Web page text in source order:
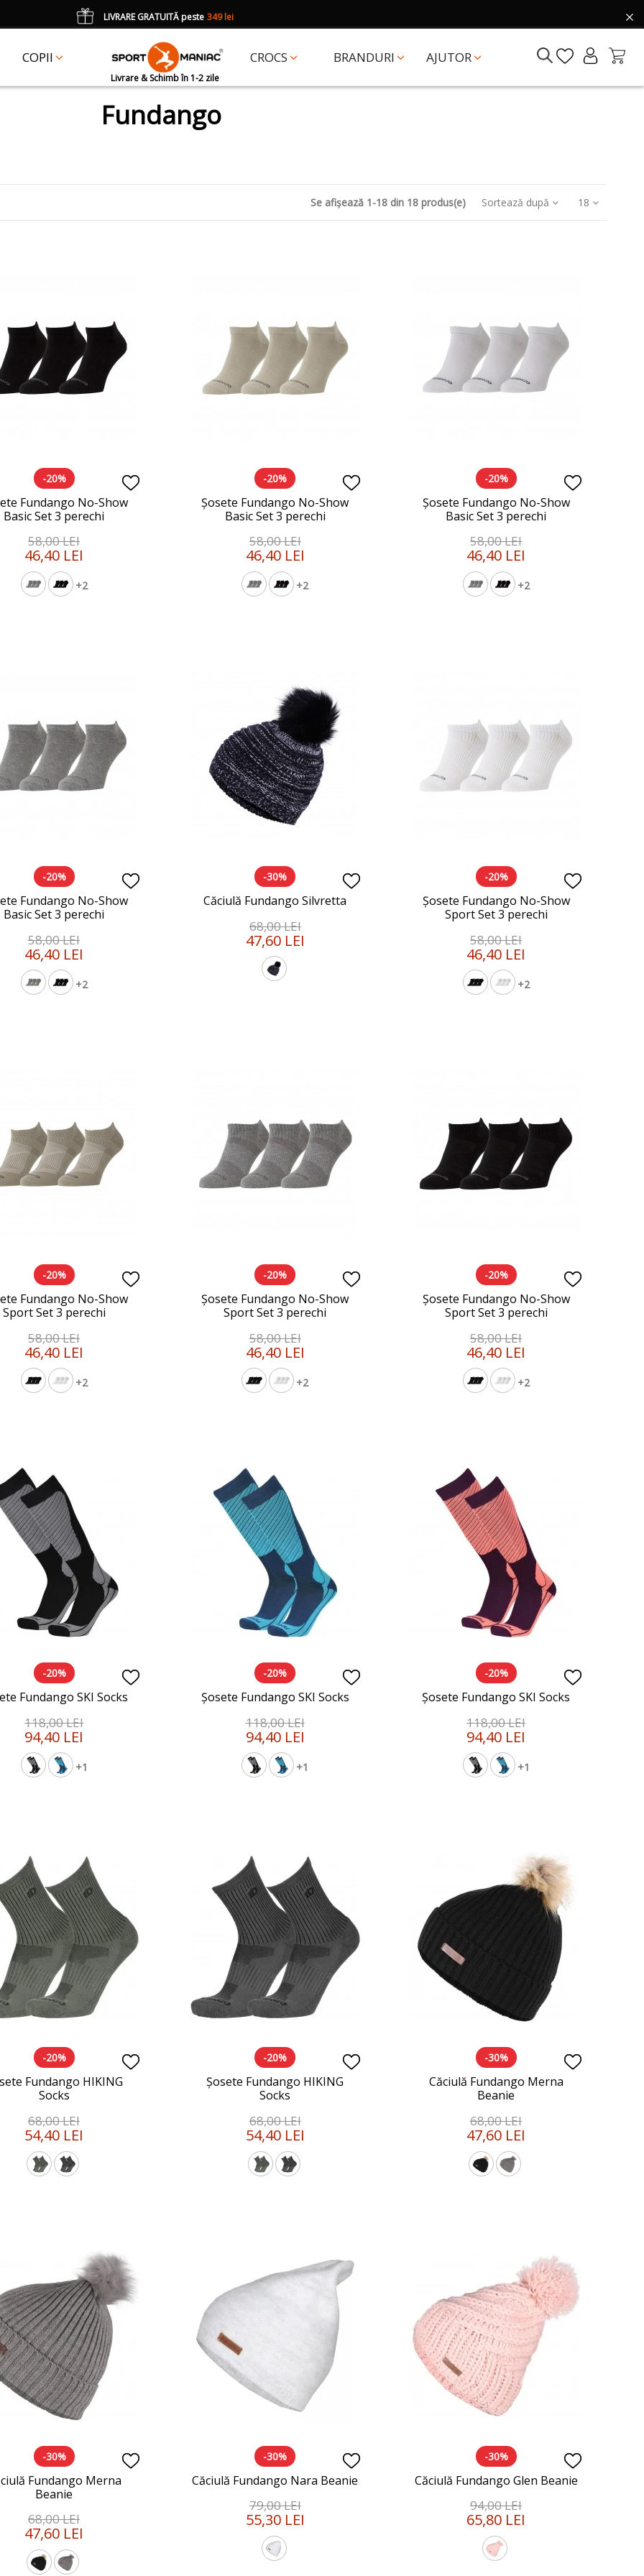
COPII CROCS BRANDURI AJUTOR
Livrare & Schimb în 1-2 zile
LIVRARE GRATUITĂ peste 349 lei
CADOUun accesoriu Crocs Jibbitz în val. de 25 lei cu codul: JIBBITZ
Fundango
Se afișează 1-18 din 18 produs(e) Sortează după 18
-20%
Fundango No-Show
Basic Set 3 perechi
+2
58,00 LEI
46,40 LEI
-20%
Șosete Fundango No-Show
Basic Set 3 perechi
+2
58,00 LEI
46,40 LEI
-20%
Șosete Fundango No-Show
Basic Set 3 perechi
+2
58,00 LEI
46,40 LEI
-20%
Fundango No-Show
Basic Set 3 perechi
+2
58,00 LEI
46,40 LEI
-30%
Căciulă Fundango Silvretta
68,00 LEI
47,60 LEI
-20%
Șosete Fundango No-Show
Sport Set 3 perechi
+2
58,00 LEI
46,40 LEI
-20%
Fundango No-Show
Sport Set 3 perechi
+2
58,00 LEI
46,40 LEI
-20%
Șosete Fundango No-Show
Sport Set 3 perechi
+2
58,00 LEI
46,40 LEI
-20%
Șosete Fundango No-Show
Sport Set 3 perechi
+2
58,00 LEI
46,40 LEI
-20%
Fundango SKI Socks
+1
118,00 LEI
94,40 LEI
-20%
Șosete Fundango SKI Socks
+1
118,00 LEI
94,40 LEI
-20%
Șosete Fundango SKI Socks
+1
118,00 LEI
94,40 LEI
-20%
Fundango HIKING
Socks
68,00 LEI
54,40 LEI
-20%
Șosete Fundango HIKING
Socks
68,00 LEI
54,40 LEI
-30%
Căciulă Fundango Merna
Beanie
68,00 LEI
47,60 LEI
-30%
Fundango Merna
Beanie
68,00 LEI
47,60 LEI
-30%
Căciulă Fundango Nara Beanie
79,00 LEI
55,30 LEI
-30%
Căciulă Fundango Glen Beanie
94,00 LEI
65,80 LEI